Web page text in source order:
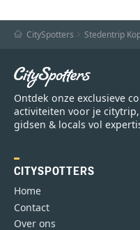
CitySpotters Stedentrip
Ontdek onze exclusieve
activiteiten voor je
gidsen & locals vol
CITYSPOTTERS
Home
Contact
Over ons